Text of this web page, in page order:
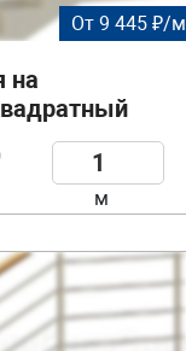
От 9 445 ₽/м
на
и
м